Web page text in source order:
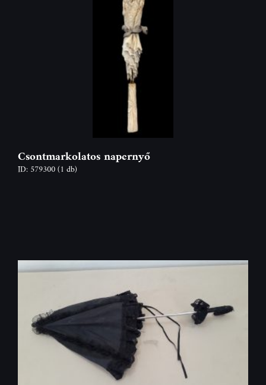
Csontmarkolatos napernyő
ID: 579300(1 db)